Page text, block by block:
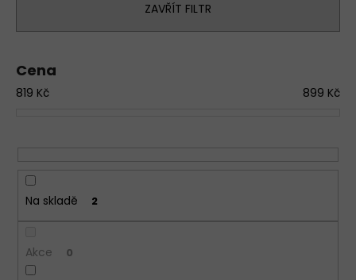
r
d
u
ZAVŘÍT FILTR
Cena
819 Kč 899 Kč
Na skladě 2
Akce 0
?
D
o
p
u